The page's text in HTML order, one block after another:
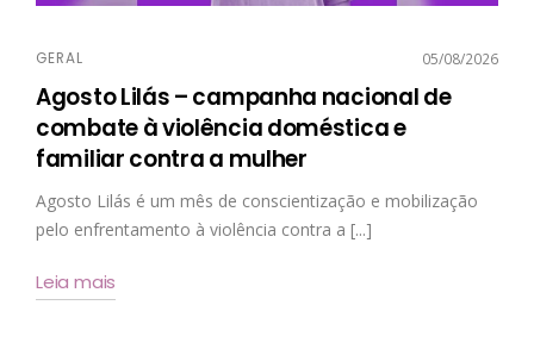
GERAL 05/08/2026
Agosto Lilás – campanha nacional de
combate à violência doméstica e
familiar contra a mulher
Agosto Lilás é um mês de conscientização e mobilização
pelo enfrentamento à violência contra a [...]
Leia mais